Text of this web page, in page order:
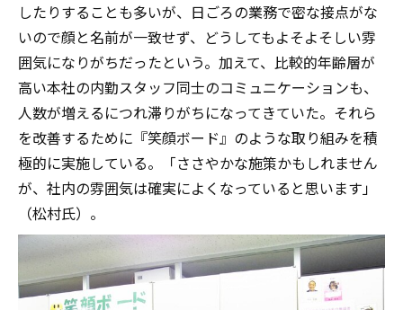
したりすることも多いが、日ごろの業務で密な接点がな
いので顔と名前が一致せず、どうしてもよそよそしい雰
囲気になりがちだったという。加えて、比較的年齢層が
高い本社の内勤スタッフ同士のコミュニケーションも、
人数が増えるにつれ滞りがちになってきていた。それら
を改善するために『笑顔ボード』のような取り組みを積
極的に実施している。「ささやかな施策かもしれません
が、社内の雰囲気は確実によくなっていると思います」
（松村氏）。